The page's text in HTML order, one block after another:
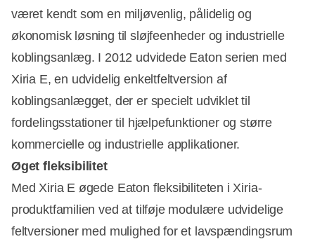
været kendt som en miljøvenlig, pålidelig og
økonomisk løsning til sløjfeenheder og industrielle
koblingsanlæg. I 2012 udvidede Eaton serien med
Xiria E, en udvidelig enkeltfeltversion af
koblingsanlægget, der er specielt udviklet til
fordelingsstationer til hjælpefunktioner og større
kommercielle og industrielle applikationer.
Øget fleksibilitet
Med Xiria E øgede Eaton fleksibiliteten i Xiria-
produktfamilien ved at tilføje modulære udvidelige
feltversioner med mulighed for et lavspændingsrum